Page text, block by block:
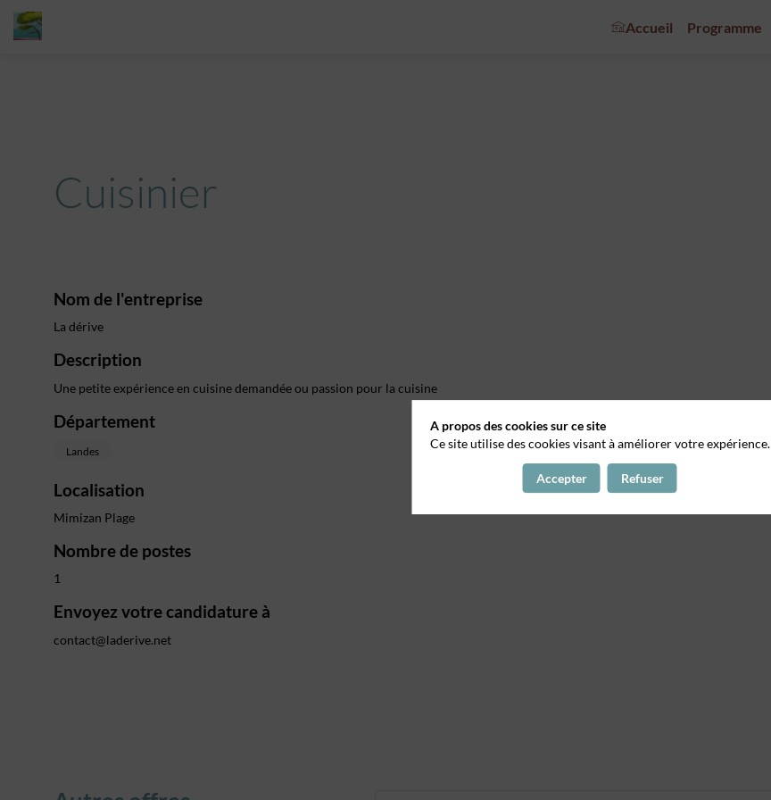
Accueil Programme
Cuisinier
Nom de l'entreprise
La dérive
Description
Une petite expérience en cuisine demandée ou passion pour la cuisine
Département
Landes
Localisation
Mimizan Plage
Nombre de postes
1
Envoyez votre candidature à
contact@laderive.net
A propos des cookies sur ce site
Ce site utilise des cookies visant à améliorer votre expérience.
Accepter Refuser